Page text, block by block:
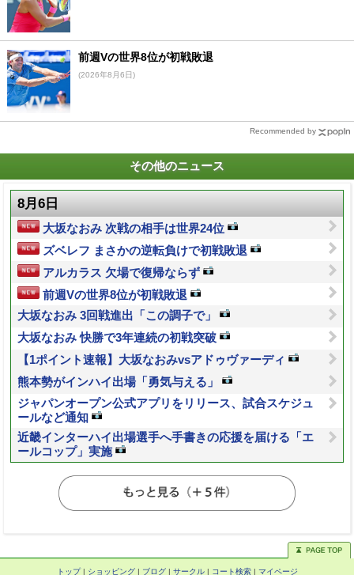
前週Vの世界8位が初戦敗退
(2026年8月6日)
Recommended by
その他のニュース
8月6日
大坂なおみ 次戦の相手は世界24位
ズベレフ まさかの逆転負けで初戦敗退
アルカラス 欠場で復帰ならず
前週Vの世界8位が初戦敗退
大坂なおみ 3回戦進出「この調子で」
大坂なおみ 快勝で3年連続の初戦突破
【1ポイント速報】大坂なおみvsアドゥヴァーディ
熊本勢がインハイ出場「勇気与える」
ジャパンオープン公式アプリをリリース、試合スケジュ
ールなど通知
近畿インターハイ出場選手へ手書きの応援を届ける「エ
ールコップ」実施
トップ| ショッピング| ブログ| サークル| コート検索| マイページ